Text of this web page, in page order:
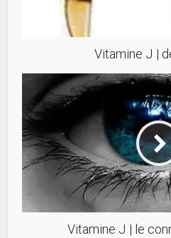
Vitamine J |
Vitamine J | le